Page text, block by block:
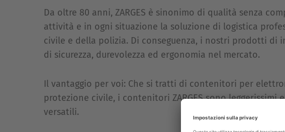
Da oltre 80 anni, ZARGES è sinonimo di qualità senza
attività e in ogni situazione la soluzione di logistica
civile e della polizia. Di conseguenza, i nostri prodotti
di sicurezza, durevolezza ed ergonomia nel mercato.
Il vantaggio per voi: Che si tratti di contenitori per
protezione civile, i contenitori ZARGES sono
versatili.